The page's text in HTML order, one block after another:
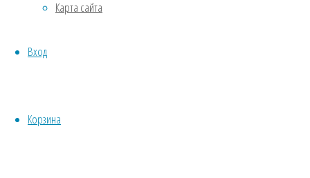
Карта сайта
Вход
Корзина
Морковь
Хвойники
ИНСТРУМЕНТЫ, ОБОРУДОВАНИЕ